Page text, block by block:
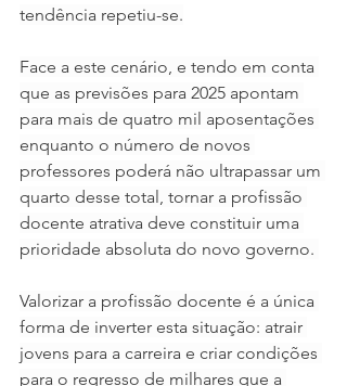
tendência repetiu-se.
Face a este cenário, e tendo em conta
que as previsões para 2025 apontam
para mais de quatro mil aposentações
enquanto o número de novos
professores poderá não ultrapassar um
quarto desse total, tornar a profissão
docente atrativa deve constituir uma
prioridade absoluta do novo governo.
Valorizar a profissão docente é a única
forma de inverter esta situação: atrair
jovens para a carreira e criar condições
para o regresso de milhares que a